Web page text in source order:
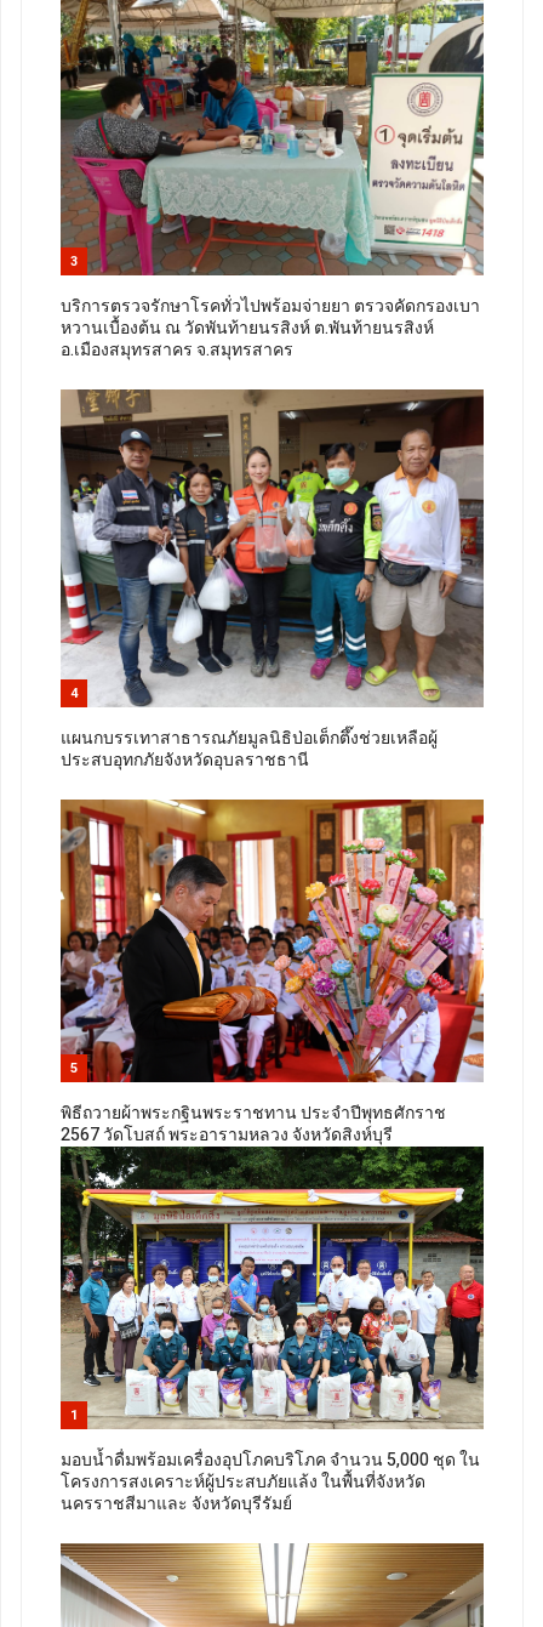
3
บริการตรวจรักษาโรคทั่วไปพร้อมจ่ายยา ตรวจคัดกรองเบา
หวานเบื้องต้น ณ วัดพันท้ายนรสิงห์ ต.พันท้ายนรสิงห์
อ.เมืองสมุทรสาคร จ.สมุทรสาคร
4
แผนกบรรเทาสาธารณภัยมูลนิธิป่อเต็กตึ๊งช่วยเหลือผู้
ประสบอุทกภัยจังหวัดอุบลราชธานี
5
พิธีถวายผ้าพระกฐินพระราชทาน ประจำปีพุทธศักราช
2567 วัดโบสถ์ พระอารามหลวง จังหวัดสิงห์บุรี
1
มอบน้ำดื่มพร้อมเครื่องอุปโภคบริโภค จำนวน 5,000 ชุด ใน
โครงการสงเคราะห์ผู้ประสบภัยแล้ง ในพื้นที่จังหวัด
นครราชสีมาและ จังหวัดบุรีรัมย์